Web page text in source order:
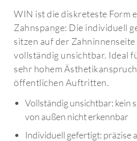
WIN ist die diskreteste Form
Zahnspange: Die individuell
sitzen auf der
vollständig unsichtbar. Ideal
sehr hohem
öffentlichen Auftritten.
Vollständig unsichtbar: kein
von außen nicht erkennbar
Individuell gefertigt: präzise